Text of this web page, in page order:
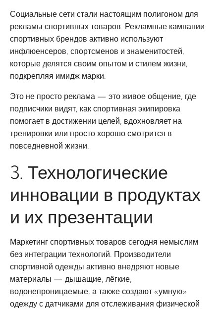
Социальные сети стали настоящим полигоном для
рекламы спортивных товаров. Рекламные кампании
спортивных брендов активно используют
инфлюенсеров, спортсменов и знаменитостей,
которые делятся своим опытом и стилем жизни,
подкрепляя имидж марки.
Это не просто реклама — это живое общение, где
подписчики видят, как спортивная экипировка
помогает в достижении целей, вдохновляет на
тренировки или просто хорошо смотрится в
повседневной жизни.
3. Технологические
инновации в продуктах
и их презентации
Маркетинг спортивных товаров сегодня немыслим
без интеграции технологий. Производители
спортивной одежды активно внедряют новые
материалы — дышащие, лёгкие,
водонепроницаемые, а также создают «умную»
одежду с датчиками для отслеживания физической